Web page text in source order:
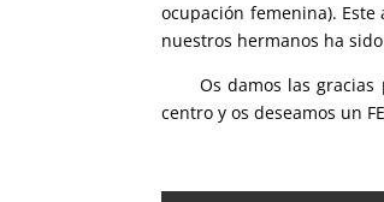
ocupación femenina).
nuestros hermanos ha
Os damos las gracias
centro y os deseamos un